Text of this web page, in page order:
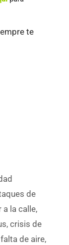
te
de
a la calle,
, crisis de
falta de aire,